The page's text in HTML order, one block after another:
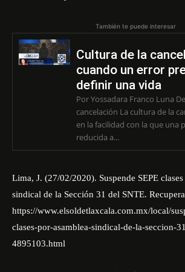
También te puede interesar
Cultura de la
cuando un error
definir una vida
Por Yossadara Franco Luna
cancelación La cultura de la
en la facilidad con la que una
reducida a...
Lima, J. (27/02/2020). Suspende SEPE
sindical de la Sección 31 del SNTE.
https://www.elsoldetlaxcala.com.mx/local/
clases-por-asamblea-sindical-de-la-seccion-
4895103.html